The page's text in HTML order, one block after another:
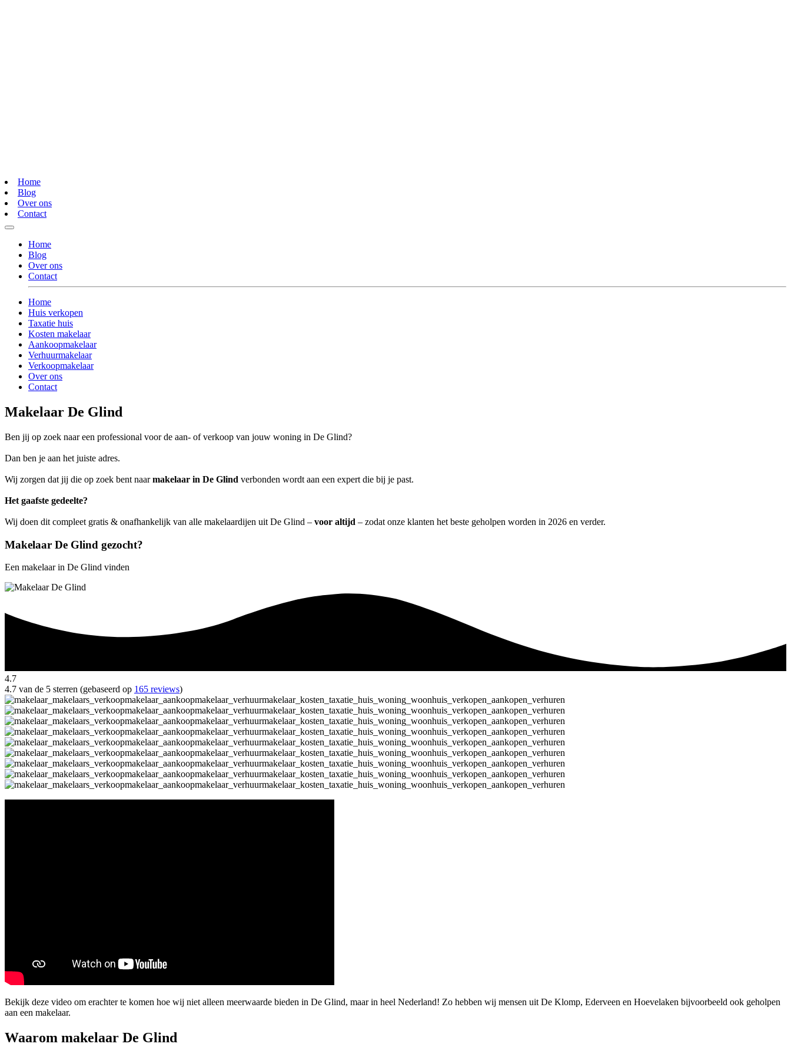
Home
Blog
Over ons
Contact
Home
Blog
Over ons
Contact
Home
Huis verkopen
Taxatie huis
Kosten makelaar
Aankoopmakelaar
Verhuurmakelaar
Verkoopmakelaar
Over ons
Contact
Makelaar De Glind
Ben jij op zoek naar een professional voor de aan- of verkoop van jouw woning in De Glind?
Dan ben je aan het juiste adres.
Wij zorgen dat jij die op zoek bent naarmakelaar in De Glind verbonden wordt aan een expert die bij je past.
Het gaafste gedeelte?
Wij doen dit compleet gratis & onafhankelijk van alle makelaardijen uit De Glind – voor altijd – zodat onze klanten het beste geholpen worden in 2026 en verder.
Makelaar De Glind gezocht?
Een makelaar in De Glind vinden
4.7
4.7 van de 5 sterren (gebaseerd op 165 reviews)
Bekijk deze video om erachter te komen hoe wij niet alleen meerwaarde bieden in De Glind, maar in heel Nederland! Zo hebben wij mensen uit De Klomp, Ederveen en Hoevelaken bijvoorbeeld ook geholpen
aan een makelaar.
Waarom makelaar De Glind